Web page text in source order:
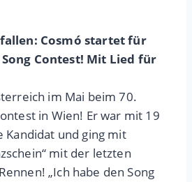
Cosmó startet für
Contest! Mit Lied für
im Mai beim 70.
in Wien! Er war mit 19
Kandidat und ging mit
mit der letzten
„Ich habe den Song